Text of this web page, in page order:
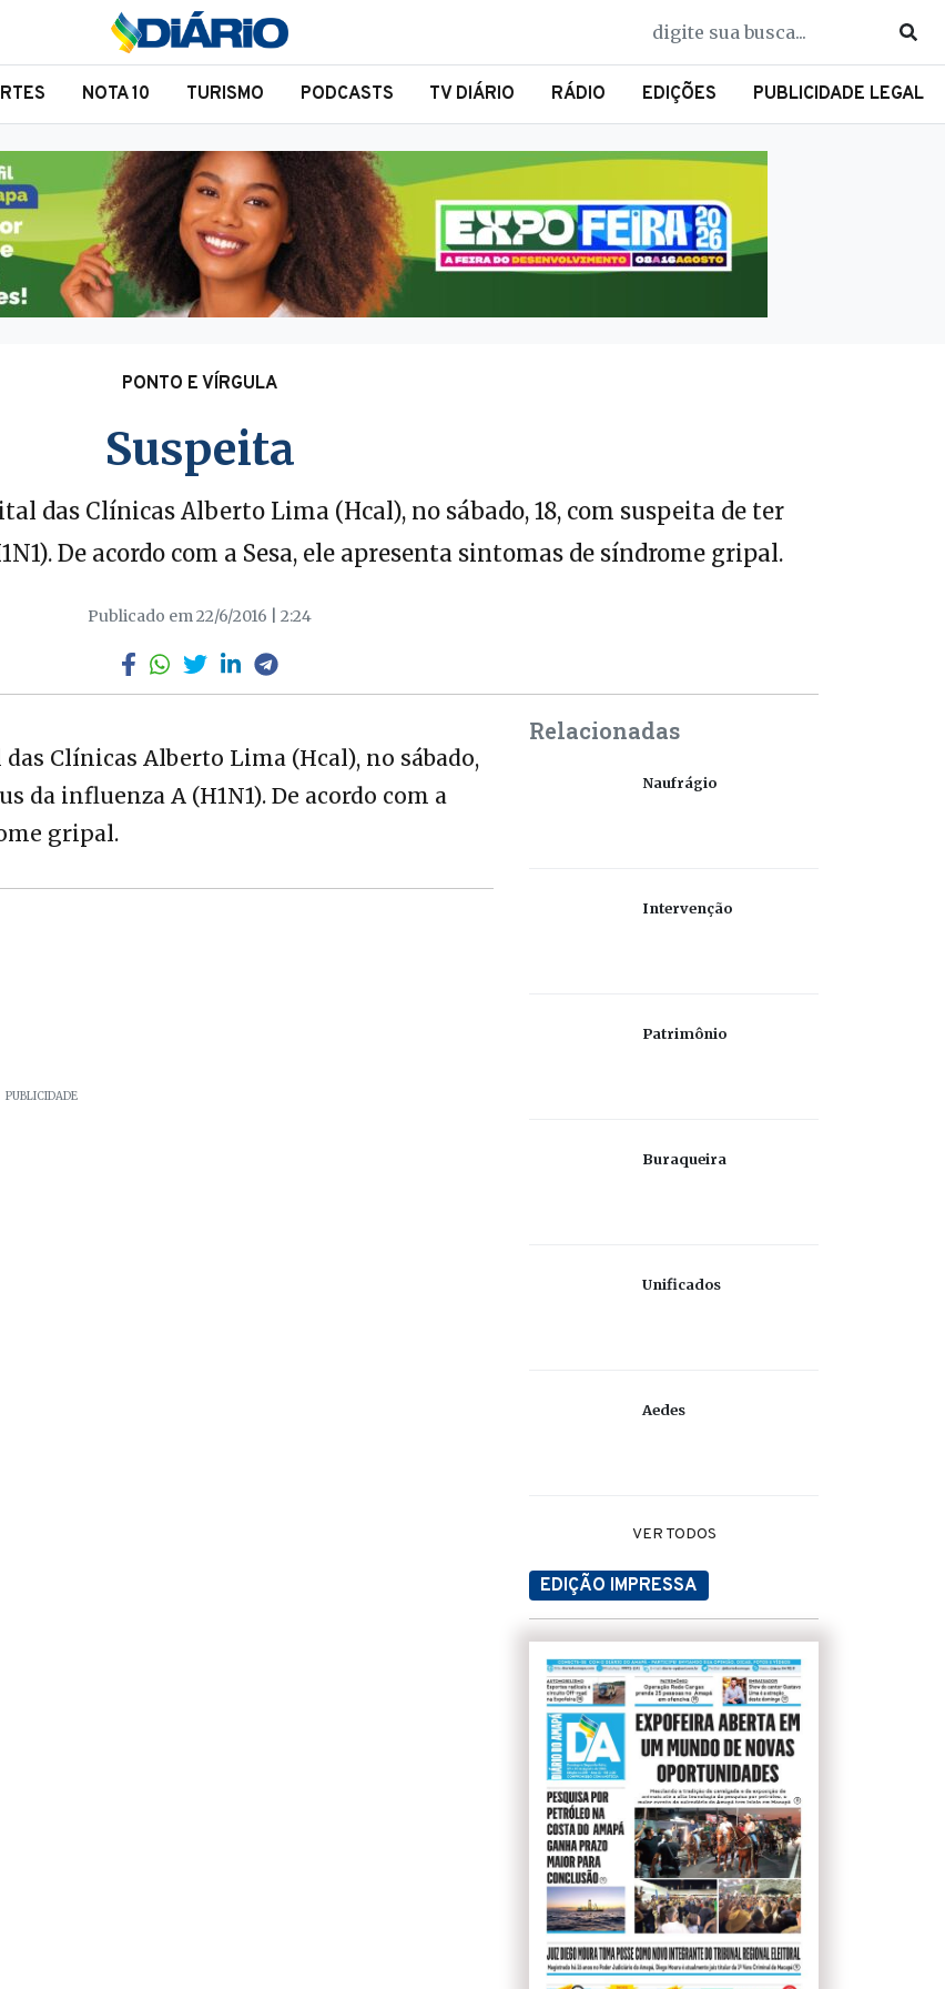
NOTA 10 TURISMO PODCASTS TV DIÁRIO RÁDIO EDIÇÕES PUBLICIDADE LEGAL
PONTO E VÍRGULA
Suspeita
das Clínicas Alberto Lima (Hcal), no sábado, 18, com suspeita de ter
De acordo com a Sesa, ele apresenta sintomas de síndrome gripal.
Publicado em 22/6/2016 | 2:24
Clínicas Alberto Lima (Hcal), no sábado,
da influenza A (H1N1). De acordo com a
gripal.
PUBLICIDADE
Relacionadas
Naufrágio
Intervenção
Patrimônio
Buraqueira
Unificados
Aedes
VER TODOS
EDIÇÃO IMPRESSA